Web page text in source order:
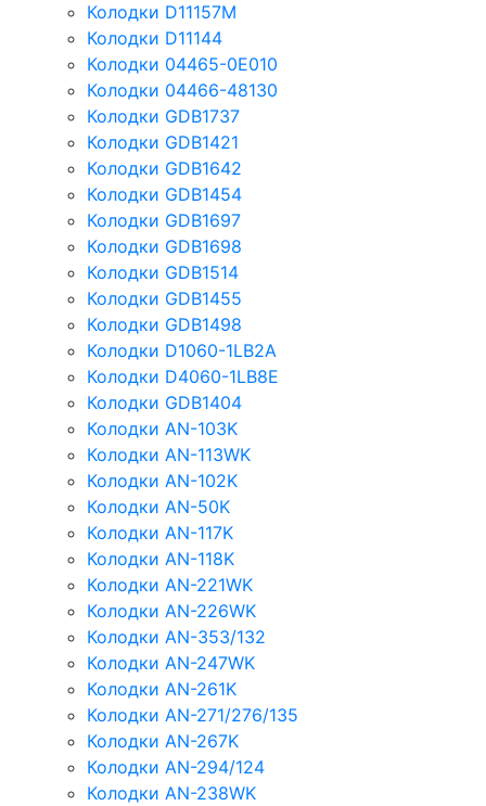
Колодки D11157M
Колодки D11144
Колодки 04465-0E010
Колодки 04466-48130
Колодки GDB1737
Колодки GDB1421
Колодки GDB1642
Колодки GDB1454
Колодки GDB1697
Колодки GDB1698
Колодки GDB1514
Колодки GDB1455
Колодки GDB1498
Колодки D1060-1LB2A
Колодки D4060-1LB8E
Колодки GDB1404
Колодки AN-103K
Колодки AN-113WK
Колодки AN-102K
Колодки AN-50K
Колодки AN-117K
Колодки AN-118K
Колодки AN-221WK
Колодки AN-226WK
Колодки AN-353/132
Колодки AN-247WK
Колодки AN-261K
Колодки AN-271/276/135
Колодки AN-267K
Колодки AN-294/124
Колодки AN-238WK